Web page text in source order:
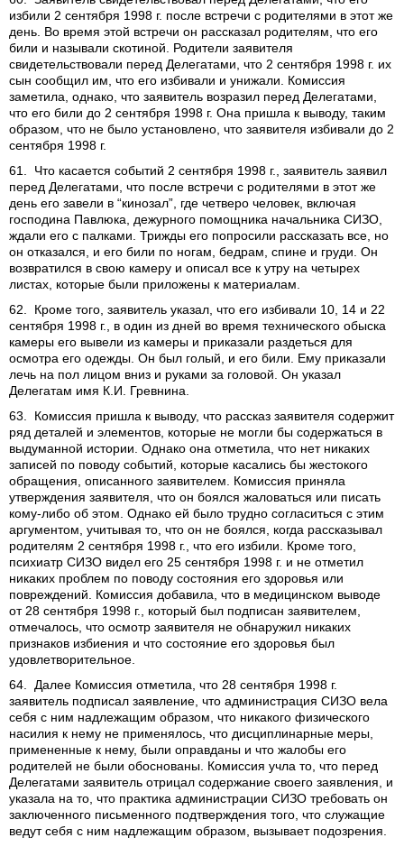
избили 2 сентября 1998 г. после встречи с родителями в этот же
день. Во время этой встречи он рассказал родителям, что его
били и называли скотиной. Родители заявителя
свидетельствовали перед Делегатами, что 2 сентября 1998 г. их
сын сообщил им, что его избивали и унижали. Комиссия
заметила, однако, что заявитель возразил перед Делегатами,
что его били до 2 сентября 1998 г. Она пришла к выводу, таким
образом, что не было установлено, что заявителя избивали до 2
сентября 1998 г.
61. Что касается событий 2 сентября 1998 г., заявитель заявил
перед Делегатами, что после встречи с родителями в этот же
день его завели в “кинозал”, где четверо человек, включая
господина Павлюка, дежурного помощника начальника СИЗО,
ждали его с палками. Трижды его попросили рассказать все, но
он отказался, и его били по ногам, бедрам, спине и груди. Он
возвратился в свою камеру и описал все к утру на четырех
листах, которые были приложены к материалам.
62. Кроме того, заявитель указал, что его избивали 10, 14 и 22
сентября 1998 г., в один из дней во время технического обыска
камеры его вывели из камеры и приказали раздеться для
осмотра его одежды. Он был голый, и его били. Ему приказали
лечь на пол лицом вниз и руками за головой. Он указал
Делегатам имя К.И. Гревнина.
63. Комиссия пришла к выводу, что рассказ заявителя содержит
ряд деталей и элементов, которые не могли бы содержаться в
выдуманной истории. Однако она отметила, что нет никаких
записей по поводу событий, которые касались бы жестокого
обращения, описанного заявителем. Комиссия приняла
утверждения заявителя, что он боялся жаловаться или писать
кому-либо об этом. Однако ей было трудно согласиться с этим
аргументом, учитывая то, что он не боялся, когда рассказывал
родителям 2 сентября 1998 г., что его избили. Кроме того,
психиатр СИЗО видел его 25 сентября 1998 г. и не отметил
никаких проблем по поводу состояния его здоровья или
повреждений. Комиссия добавила, что в медицинском выводе
от 28 сентября 1998 г., который был подписан заявителем,
отмечалось, что осмотр заявителя не обнаружил никаких
признаков избиения и что состояние его здоровья был
удовлетворительное.
64. Далее Комиссия отметила, что 28 сентября 1998 г.
заявитель подписал заявление, что администрация СИЗО вела
себя с ним надлежащим образом, что никакого физического
насилия к нему не применялось, что дисциплинарные меры,
примененные к нему, были оправданы и что жалобы его
родителей не были обоснованы. Комиссия учла то, что перед
Делегатами заявитель отрицал содержание своего заявления, и
указала на то, что практика администрации СИЗО требовать он
заключенного письменного подтверждения того, что служащие
ведут себя с ним надлежащим образом, вызывает подозрения.